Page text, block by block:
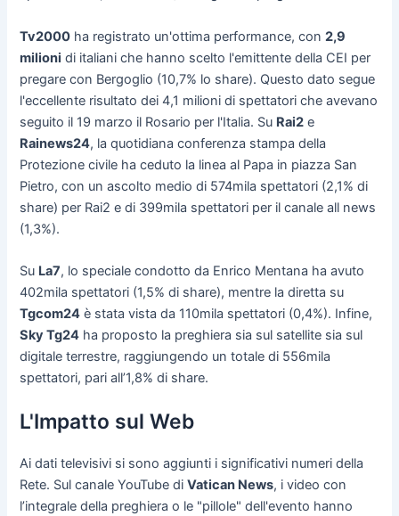
Tv2000 ha registrato un'ottima performance, con2,9
milioni di italiani che hanno scelto l'emittente della CEI per
pregare con Bergoglio (10,7% lo share). Questo dato segue
l'eccellente risultato dei 4,1 milioni di spettatori che avevano
seguito il 19 marzo il Rosario per l'Italia. Su Rai2 e
Rainews24, la quotidiana conferenza stampa della
Protezione civile ha ceduto la linea al Papa in piazza San
Pietro, con un ascolto medio di 574mila spettatori (2,1% di
share) per Rai2 e di 399mila spettatori per il canale all news
(1,3%).
Su La7, lo speciale condotto da Enrico Mentana ha avuto
402mila spettatori (1,5% di share), mentre la diretta su
Tgcom24 è stata vista da 110mila spettatori (0,4%). Infine,
Sky Tg24 ha proposto la preghiera sia sul satellite sia sul
digitale terrestre, raggiungendo un totale di 556mila
spettatori, pari all’1,8% di share.
L'Impatto sul Web
Ai dati televisivi si sono aggiunti i significativi numeri della
Rete. Sul canale YouTube diVatican News, i video con
l’integrale della preghiera o le "pillole" dell'evento hanno